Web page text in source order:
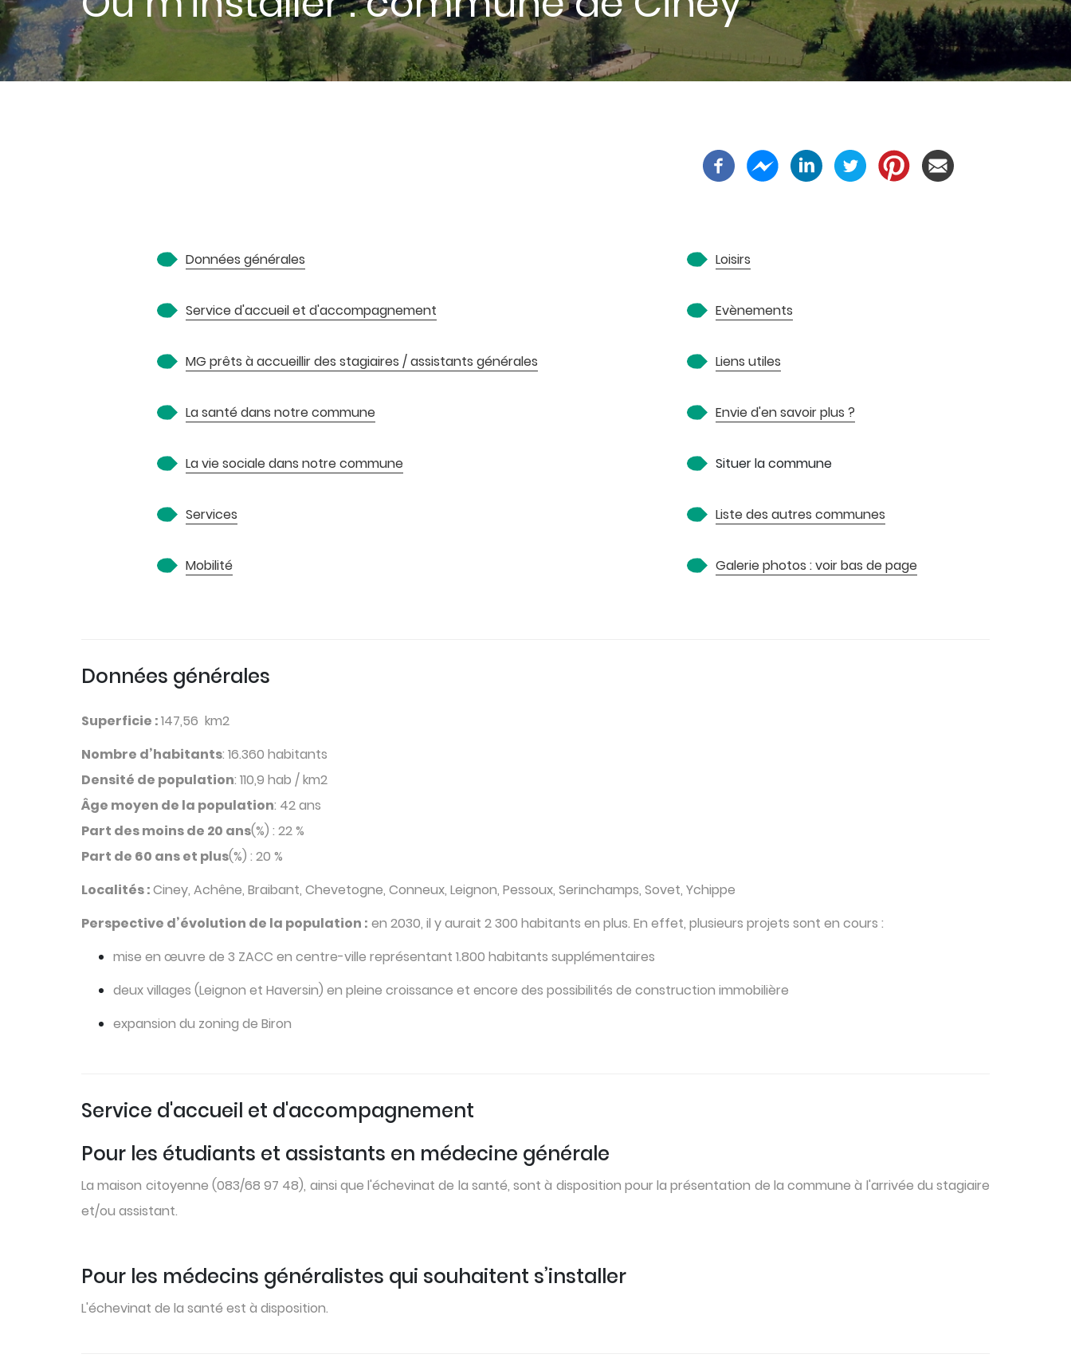
Données générales
Service d'accueil et d'accompagnement
MG prêts à accueillir des stagiaires / assistants générales
La santé dans notre commune
La vie sociale dans notre commune
Services
Mobilité
Loisirs
Evènements
Liens utiles
Envie d'en savoir plus ?
Situer la commune
Liste des autres communes
Galerie photos : voir bas de page
Données générales
Superficie :147,56 km2
Nombre d’habitants: 16.360 habitants
Densité de population: 110,9 hab / km2
Âge moyen de la population: 42 ans
Part des moins de 20 ans(%) : 22 %
Part de 60 ans et plus(%) : 20 %
Localités :Ciney, Achêne, Braibant, Chevetogne, Conneux, Leignon, Pessoux, Serinchamps, Sovet, Ychippe
Perspective d’évolution de la population : en 2030, il y aurait 2 300 habitants en plus. En effet, plusieurs projets sont en cours :
mise en œuvre de 3 ZACC en centre-ville représentant 1.800 habitants supplémentaires
deux villages (Leignon et Haversin) en pleine croissance et encore des possibilités de construction immobilière
expansion du zoning de Biron
Service d'accueil et d'accompagnement
Pour les étudiants et assistants en médecine générale
La maison citoyenne (083/68 97 48), ainsi que l'échevinat de la santé, sont à disposition pour la présentation de la commune à l'arrivée du stagiaire
et/ou assistant.
Pour les médecins généralistes qui souhaitent s’installer
L'échevinat de la santé est à disposition.